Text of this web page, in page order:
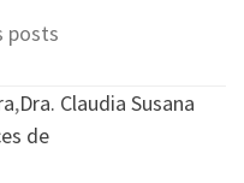
posts
,Dra. Claudia Susana
de